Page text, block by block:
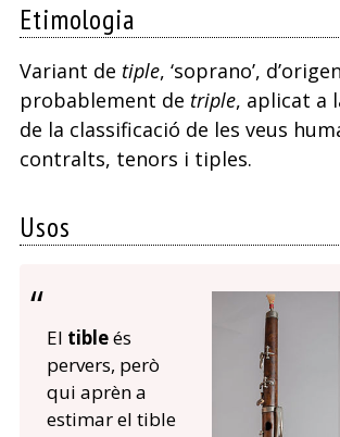
Etimologia
Variant de tiple, ‘soprano’,
probablement de triple, aplicat a
de la classificació de les veus
contralts, tenors i tiples.
Usos
El tibleés
pervers, però
qui aprèn a
estimar el tible